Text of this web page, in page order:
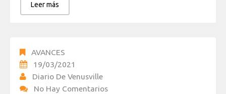
Leer más
AVANCES
19/03/2021
Diario De Venusville
No Hay Comentarios